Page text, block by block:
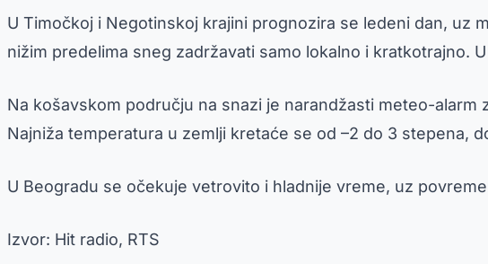
U Timočkoj i Negotinskoj krajini prognozira se ledeni dan, uz
nižim predelima sneg zadržavati samo lokalno i kratkotrajno.
Na košavskom području na snazi je narandžasti meteo-
Najniža temperatura u zemlji kretaće se od –2 do 3 stepena,
U Beogradu se očekuje vetrovito i hladnije vreme, uz
Izvor: Hit radio, RTS